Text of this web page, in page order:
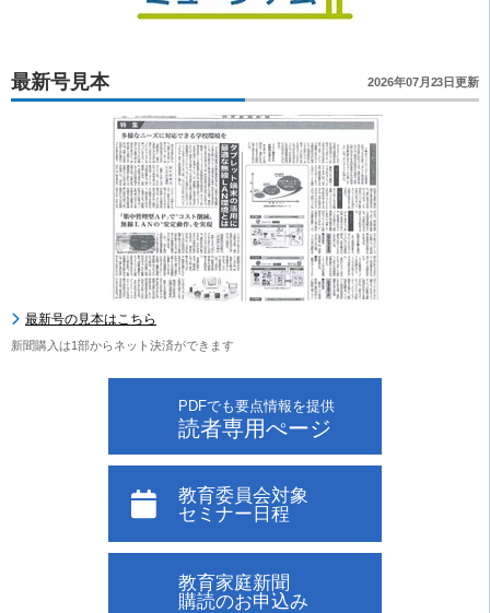
最新号見本 2026年07月23日更新
最新号の見本はこちら
新聞購入は1部からネット決済ができます
PDFでも要点情報を提供
読者専用ぺージ
教育委員会対象
セミナー日程
教育家庭新聞
購読のお申込み